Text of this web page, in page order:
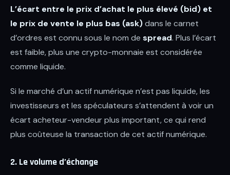
L’écart entre le prix d’achat le plus élevé (bid) et
le prix de vente le plus bas (ask)dans le carnet
d’ordres est connu sous le nom de spread. Plus l’écart
est faible, plus une crypto-monnaie est considérée
comme liquide.
Si le marché d’un actif numérique n’est pas liquide, les
investisseurs et les spéculateurs s’attendent à voir un
écart acheteur-vendeur plus important, ce qui rend
plus coûteuse la transaction de cet actif numérique.
2. Le volume d’échange